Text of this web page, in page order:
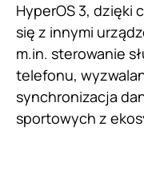
HyperOS 3, dzięki
się z innymi
m.in. sterowanie
telefonu,
synchronizacja
sportowych z